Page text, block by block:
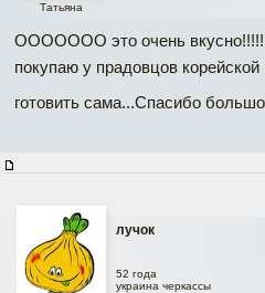
Татьяна
ООООООО это очень вкусно!!!!!
покупаю у прадовцов
готовить сама...Спасибо
лучок
52 года
украина черкассы